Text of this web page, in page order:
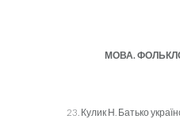
МОВА.
Кулик Н. Батько